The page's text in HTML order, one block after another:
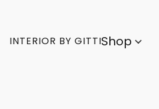
INTERIOR BY GITTIShop